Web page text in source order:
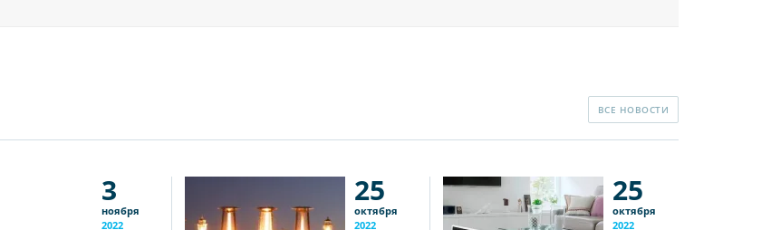
ВСЕ НОВОСТИ
3
ноября
2022
25
октября
2022
25
октября
2022